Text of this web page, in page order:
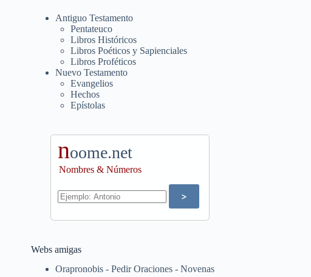
Antiguo Testamento
Pentateuco
Libros Históricos
Libros Poéticos y Sapienciales
Libros Proféticos
Nuevo Testamento
Evangelios
Hechos
Epístolas
noome.net
Nombres & Números
Webs amigas
Orapronobis - Pedir Oraciones - Novenas